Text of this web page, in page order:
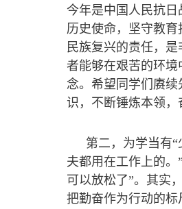
今年是中国人民抗
历史使命，坚守教
民族复兴的责任，
者能够在艰苦的环
念。希望同学们赓续
识，不断锤炼本领
第二，为学当有
夫都用在工作上的
可以放松了”。其实
把勤奋作为行动的